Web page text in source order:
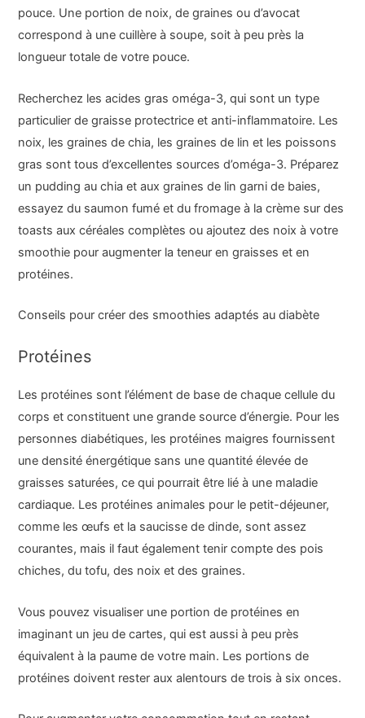
pouce. Une portion de noix, de graines ou d’avocat
correspond à une cuillère à soupe, soit à peu près la
longueur totale de votre pouce.
Recherchez les acides gras oméga-3, qui sont un type
particulier de graisse protectrice et anti-inflammatoire. Les
noix, les graines de chia, les graines de lin et les poissons
gras sont tous d’excellentes sources d’oméga-3. Préparez
un pudding au chia et aux graines de lin garni de baies,
essayez du saumon fumé et du fromage à la crème sur des
toasts aux céréales complètes ou ajoutez des noix à votre
smoothie pour augmenter la teneur en graisses et en
protéines.
Conseils pour créer des smoothies adaptés au diabète
Protéines
Les protéines sont l’élément de base de chaque cellule du
corps et constituent une grande source d’énergie. Pour les
personnes diabétiques, les protéines maigres fournissent
une densité énergétique sans une quantité élevée de
graisses saturées, ce qui pourrait être lié à une maladie
cardiaque. Les protéines animales pour le petit-déjeuner,
comme les œufs et la saucisse de dinde, sont assez
courantes, mais il faut également tenir compte des pois
chiches, du tofu, des noix et des graines.
Vous pouvez visualiser une portion de protéines en
imaginant un jeu de cartes, qui est aussi à peu près
équivalent à la paume de votre main. Les portions de
protéines doivent rester aux alentours de trois à six onces.